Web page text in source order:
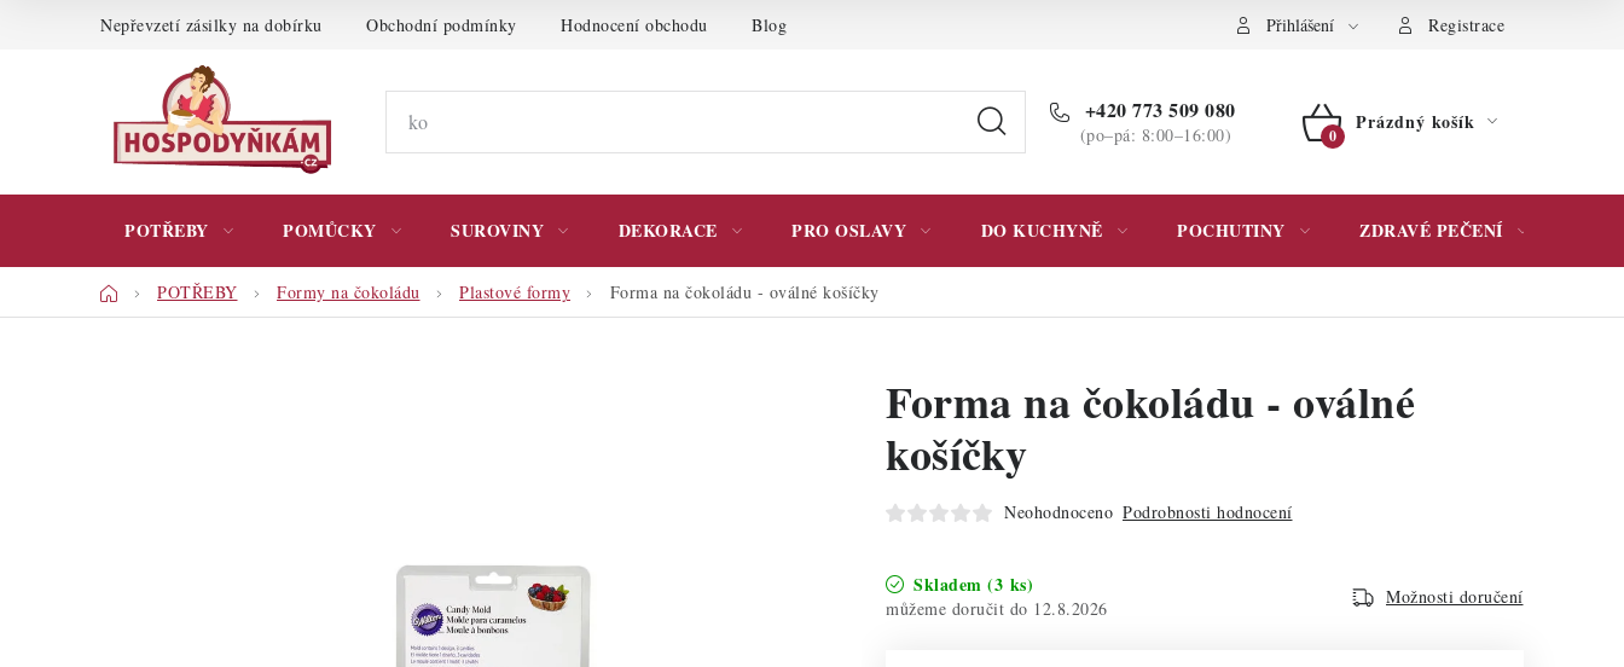
Nepřevzetí zásilky na dobírku Obchodní podmínky Hodnocení obchodu Blog Podmínky ochrany osobních údajů Přihlášení Registrace
+420 773 509 080
(po–pá: 8:00–16:00)
NÁKUPNÍ
Prázdný košík
POTŘEBY POMŮCKY SUROVINY DEKORACE PRO OSLAVY DO KUCHYNĚ POCHUTINY ZDRAVÉ PEČENÍ
DomůPOTŘEBY Formy na čokoládu Plastové formy Forma na čokoládu - oválné košíčky
Forma na čokoládu - oválné
košíčky
Neohodnoceno Podrobnosti hodnocení
Skladem (3 ks)
12.8.2026
Možnosti doručení